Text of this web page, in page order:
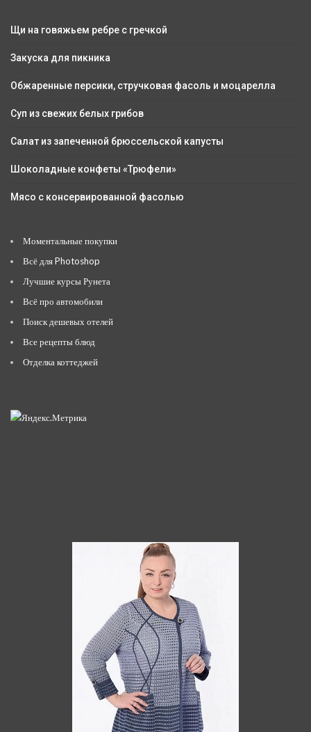
Щи на говяжьем ребре с гречкой
Закуска для пикника
Обжаренные персики, стручковая фасоль и моцарелла
Суп из свежих белых грибов
Салат из запеченной брюссельской капусты
Шоколадные конфеты «Трюфели»
Мясо с консервированной фасолью
Моментальные покупки
Всё для Photoshop
Лучшие курсы Рунета
Всё про автомобили
Поиск дешевых отелей
Все рецепты блюд
Отделка коттеджей